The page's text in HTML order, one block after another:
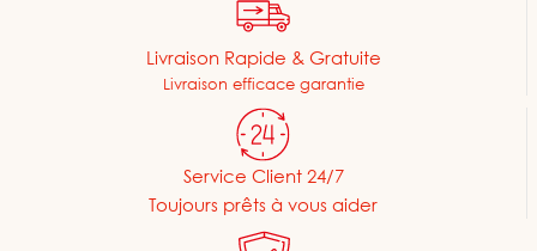
Livraison Rapide & Gratuite
Livraison efficace garantie
Service Client 24/7
Toujours prêts à vous aider